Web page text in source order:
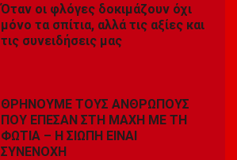
Όταν οι φλόγες δοκιμάζουν όχι
μόνο τα σπίτια, αλλά τις αξίες και
τις συνειδήσεις μας
ΘΡΗΝΟΥΜΕ ΤΟΥΣ ΑΝΘΡΩΠΟΥΣ
ΠΟΥ ΕΠΕΣΑΝ ΣΤΗ ΜΑΧΗ ΜΕ ΤΗ
ΦΩΤΙΑ – Η ΣΙΩΠΗ ΕΙΝΑΙ
ΣΥΝΕΝΟΧΗ